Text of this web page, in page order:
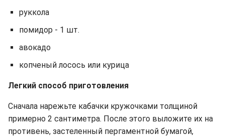
руккола
помидор - 1 шт.
авокадо
копченый лосось или курица
Легкий способ приготовления
Сначала нарежьте кабачки кружочками толщиной
примерно 2 сантиметра. После этого выложите их на
противень, застеленный пергаментной бумагой,